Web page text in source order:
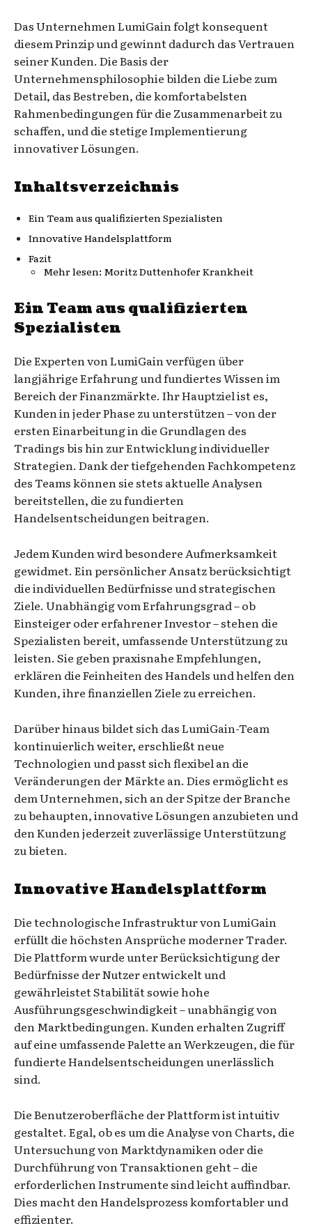
Das Unternehmen LumiGain folgt konsequent
diesem Prinzip und gewinnt dadurch das Vertrauen
seiner Kunden. Die Basis der
Unternehmensphilosophie bilden die Liebe zum
Detail, das Bestreben, die komfortabelsten
Rahmenbedingungen für die Zusammenarbeit zu
schaffen, und die stetige Implementierung
innovativer Lösungen.
Inhaltsverzeichnis
Ein Team aus qualifizierten Spezialisten
Innovative Handelsplattform
Fazit
Mehr lesen: Moritz Duttenhofer Krankheit
Ein Team aus qualifizierten
Spezialisten
Die Experten von LumiGain verfügen über
langjährige Erfahrung und fundiertes Wissen im
Bereich der Finanzmärkte. Ihr Hauptziel ist es,
Kunden in jeder Phase zu unterstützen – von der
ersten Einarbeitung in die Grundlagen des
Tradings bis hin zur Entwicklung individueller
Strategien. Dank der tiefgehenden Fachkompetenz
des Teams können sie stets aktuelle Analysen
bereitstellen, die zu fundierten
Handelsentscheidungen beitragen.
Jedem Kunden wird besondere Aufmerksamkeit
gewidmet. Ein persönlicher Ansatz berücksichtigt
die individuellen Bedürfnisse und strategischen
Ziele. Unabhängig vom Erfahrungsgrad – ob
Einsteiger oder erfahrener Investor – stehen die
Spezialisten bereit, umfassende Unterstützung zu
leisten. Sie geben praxisnahe Empfehlungen,
erklären die Feinheiten des Handels und helfen den
Kunden, ihre finanziellen Ziele zu erreichen.
Darüber hinaus bildet sich das LumiGain-Team
kontinuierlich weiter, erschließt neue
Technologien und passt sich flexibel an die
Veränderungen der Märkte an. Dies ermöglicht es
dem Unternehmen, sich an der Spitze der Branche
zu behaupten, innovative Lösungen anzubieten und
den Kunden jederzeit zuverlässige Unterstützung
zu bieten.
Innovative Handelsplattform
Die technologische Infrastruktur von LumiGain
erfüllt die höchsten Ansprüche moderner Trader.
Die Plattform wurde unter Berücksichtigung der
Bedürfnisse der Nutzer entwickelt und
gewährleistet Stabilität sowie hohe
Ausführungsgeschwindigkeit – unabhängig von
den Marktbedingungen. Kunden erhalten Zugriff
auf eine umfassende Palette an Werkzeugen, die für
fundierte Handelsentscheidungen unerlässlich
sind.
Die Benutzeroberfläche der Plattform ist intuitiv
gestaltet. Egal, ob es um die Analyse von Charts, die
Untersuchung von Marktdynamiken oder die
Durchführung von Transaktionen geht – die
erforderlichen Instrumente sind leicht auffindbar.
Dies macht den Handelsprozess komfortabler und
effizienter.